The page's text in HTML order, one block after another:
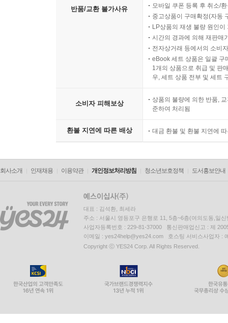
반품/교환 불가사유
모바일 쿠폰 등록 후 취소/
중고상품이 구매확정(자동
LP상품의 재생 불량 원인
시간의 경과에 의해 재판매
전자상거래 등에서의 소비
eBook 세트 상품은 일괄 구
1개의 상품으로 취급 및 판
우, 세트 상품 전부 및 세트
소비자 피해보상
상품의 불량에 의한 반품,
준하여 처리됨
환불 지연에 따른 배상 대금 환불 및 환불 지연에
회사소개 인재채용 이용약관 개인정보처리방침 청소년보호정책 도서홍보안내
대표 : 김석환, 최세라
주소 : 서울시 영등포구 은행로 11, 5층~6층(여의도동,일신
사업자등록번호 : 229-81-37000 통신판매업신고 : 제
이메일 : yes24help@yes24.com 호스팅 서비스사업자 :
Copyright ⓒ YES24 Corp. All Rights Reserved.